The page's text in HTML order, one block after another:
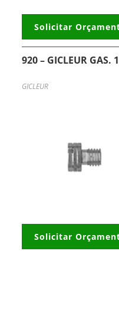
Solicitar
920 – GICLEUR GAS.
GICLEUR
Solicitar